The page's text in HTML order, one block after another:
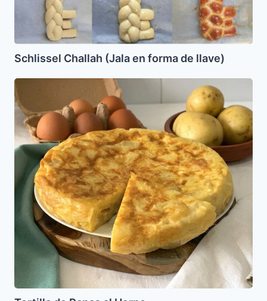
Schlissel Challah (Jala en forma de llave)
Tortilla
de
Papas
al
Horno